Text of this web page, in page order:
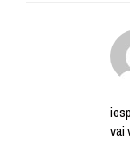
vai